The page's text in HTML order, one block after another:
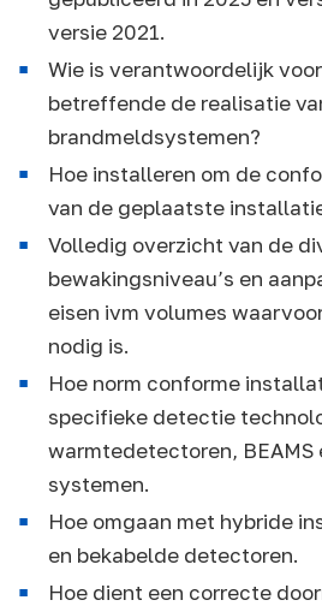
versie 2021.
Wie is verantwoordelijk
betreffende de realisatie
brandmeldsystemen?
Hoe installeren om de
van de geplaatste
Volledig overzicht van de
bewakingsniveau’s en
eisen ivm volumes
nodig is.
Hoe norm conforme
specifieke detectie
warmtedetectoren, BEAMS
systemen.
Hoe omgaan met hybride
en bekabelde detectoren.
Hoe dient een correcte